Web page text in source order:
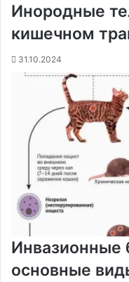
Инородные
кишечном
31.10.2024
Инвазионные
основные